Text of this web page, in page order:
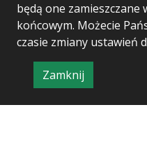
będą one zamieszczane
końcowym. Możecie
czasie zmiany ustawień
Zamknij
informację
o
Project &